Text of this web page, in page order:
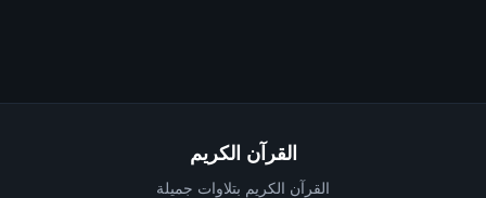
القرآن الكريم
القرآن الكريم بتلاوات جميلة